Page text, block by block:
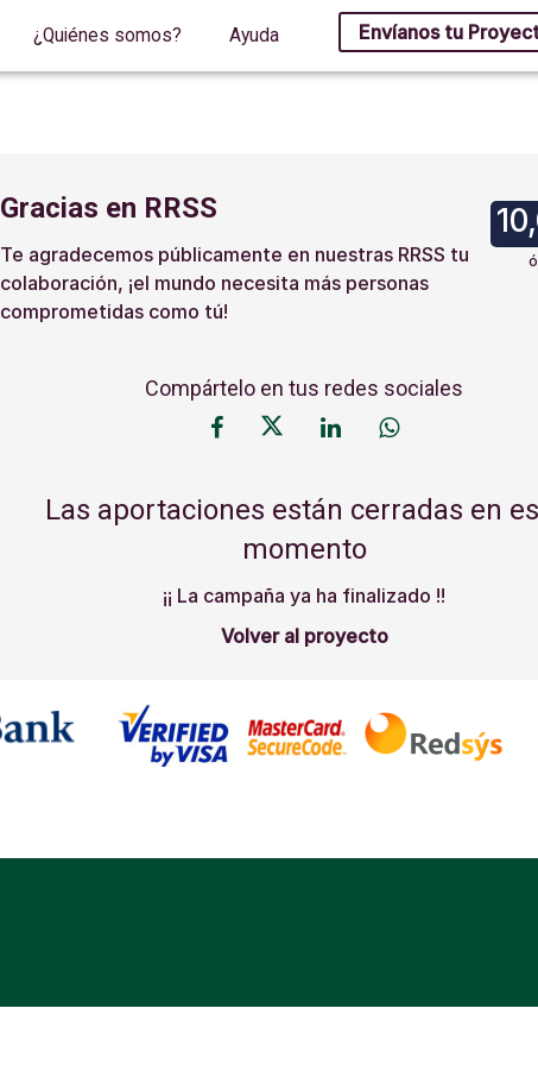
¿Quiénes somos? Ayuda Envíanos tu
Gracias en RRSS
Te agradecemos públicamente en nuestras RRSS tu
colaboración, ¡el mundo necesita más personas
comprometidas como tú!
Compártelo en tus redes sociales
Las aportaciones están cerradas en
momento
¡¡ La campaña ya ha finalizado !!
Volver al proyecto